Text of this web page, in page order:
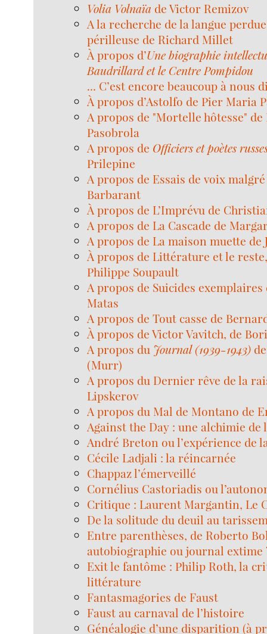
Volia Volnaïa de Victor Remizov
A la recherche de la langue
périlleuse de Richard Millet
À propos d’Une biographie
Baudrillard et le Centre Pompidou
... C’est encore beaucoup à nous
À propos d’Astolfo de Pier Maria
A propos de "Mortelle hôtesse"
Pasobrola
A propos de Officiers et poètes
Prilepine
A propos de Essais de voix
Barbarant
À propos de L’Imprévu de
A propos de La Cascade de
A propos de La maison muette de
À propos de Littérature et le reste,
Philippe Soupault
A propos de Suicides
Matas
A propos de Tout casse de
À propos de Victor Vavitch, de
A propos du Journal (1939-1943)
(Murr)
A propos du Dernier rêve de la
Lipskerov
A propos du Mal de Montano de
Against the Day : une alchimie de
André Breton ou l’expérience de
Cécile Ladjali : la réincarnée
Chappaz l’émerveillé
Cornélius Castoriadis ou
Critique : Laurent Margantin, Le
De la solitude du deuil au
Entre parenthèses, de Roberto
autobiographie ou journal extime
Exit le fantôme : Philip Roth, la
littérature
Fantasmagories de Faust
Faust au carnaval de l’histoire
Généalogie d’une disparition (à